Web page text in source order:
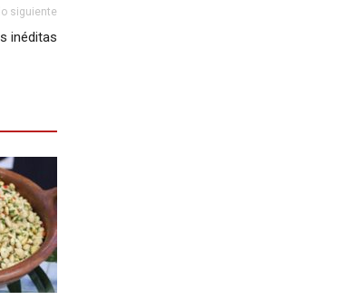
siguiente
inéditas